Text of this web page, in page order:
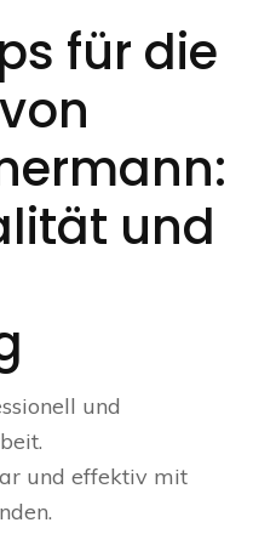
für die
und
und
und effektiv mit